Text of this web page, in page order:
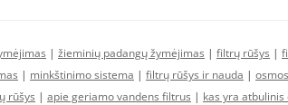
| žieminių padangų žymėjimas | filtrų rūšys |
| minkštinimo sistema | filtrų rūšys ir nauda |
rūšys | apie geriamo vandens filtrus | kas yra atbulinis